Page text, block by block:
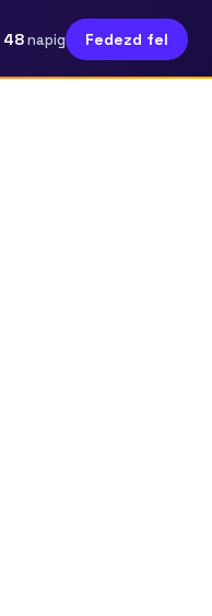
48napig Fedezd fel